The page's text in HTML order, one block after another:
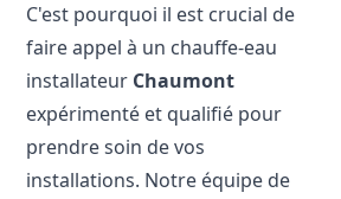
C'est pourquoi il est crucial de
faire appel à un chauffe-eau
installateur Chaumont
expérimenté et qualifié pour
prendre soin de vos
installations. Notre équipe de